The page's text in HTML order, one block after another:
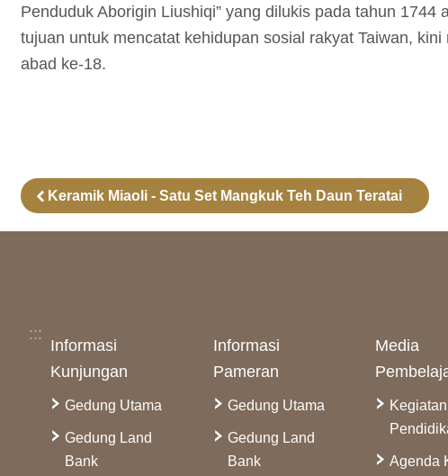
Penduduk Aborigin Liushiqi” yang dilukis pada tahun
tujuan untuk mencatat kehidupan sosial rakyat Taiwan,
abad ke-18.
Keramik Miaoli - Satu Set Mangkuk Teh Daun Teratai
:::
Informasi
Kunjungan
Gedung Utama
Gedung Land
Bank
Informasi
Pameran
Gedung Utama
Gedung Land
Bank
Media
Kegiatan
Agenda